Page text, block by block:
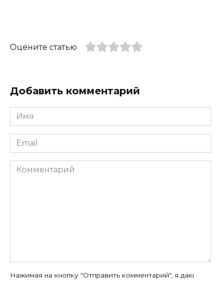
Оцените статью
Добавить комментарий
Имя
*
Email
*
Комментарий
Нажимая на кнопку "Отправить комментарий", я даю